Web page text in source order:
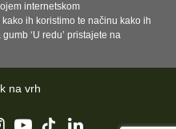
internetskom
ih koristimo te načinu kako ih
‘U redu’ pristajete na
na vrh